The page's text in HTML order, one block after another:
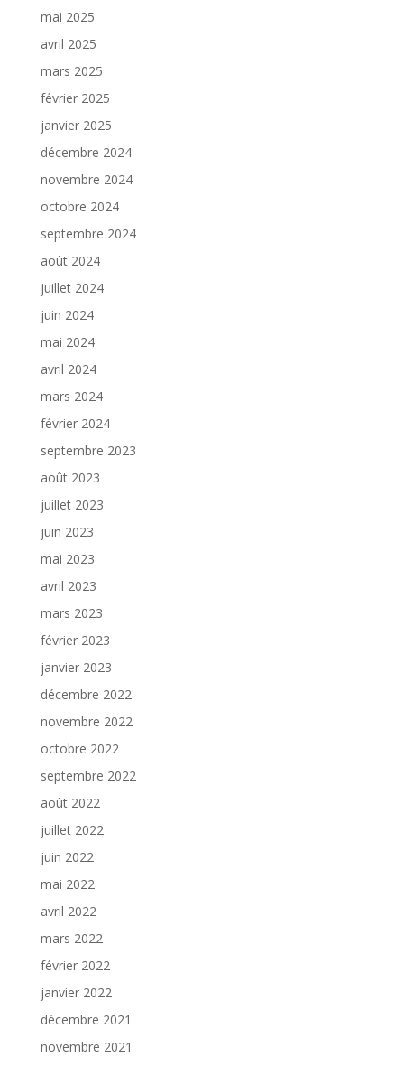
mai 2025
avril 2025
mars 2025
février 2025
janvier 2025
décembre 2024
novembre 2024
octobre 2024
septembre 2024
août 2024
juillet 2024
juin 2024
mai 2024
avril 2024
mars 2024
février 2024
septembre 2023
août 2023
juillet 2023
juin 2023
mai 2023
avril 2023
mars 2023
février 2023
janvier 2023
décembre 2022
novembre 2022
octobre 2022
septembre 2022
août 2022
juillet 2022
juin 2022
mai 2022
avril 2022
mars 2022
février 2022
janvier 2022
décembre 2021
novembre 2021